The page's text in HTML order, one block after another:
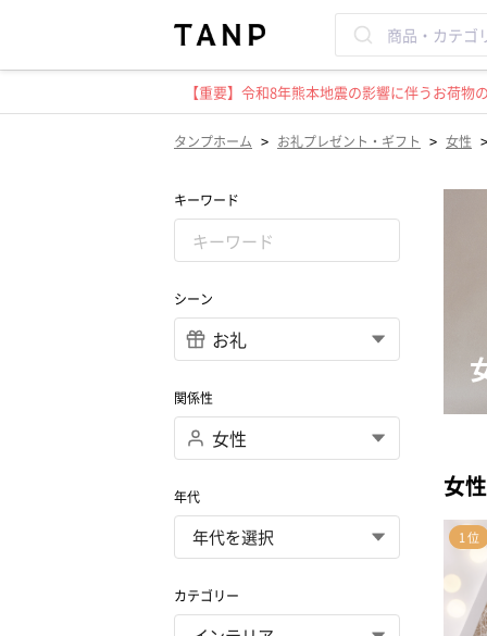
【重要】令和8年熊本地震の影響に伴うお荷
タンプホーム > お礼プレゼント・ギフト > 女性
キーワード
シーン
関係性
年代
カテゴリー
女